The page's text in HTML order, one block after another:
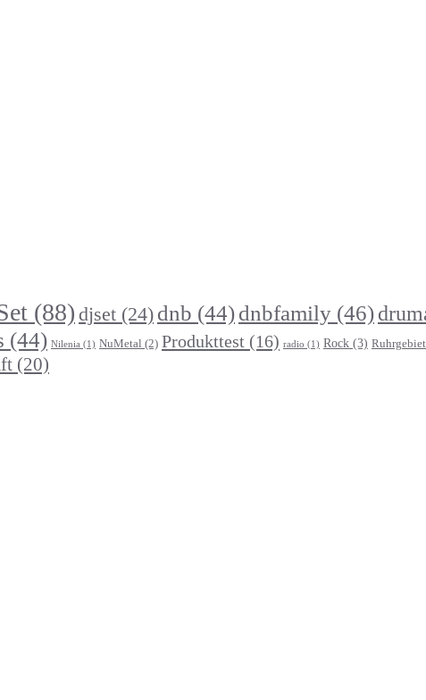
(88) djset (24) dnb (44)dnbfamily (46)
(44) Nilenia (1) NuMetal (2) Produkttest (16) radio (1) Rock (3) Ruhrgebiet
(20)